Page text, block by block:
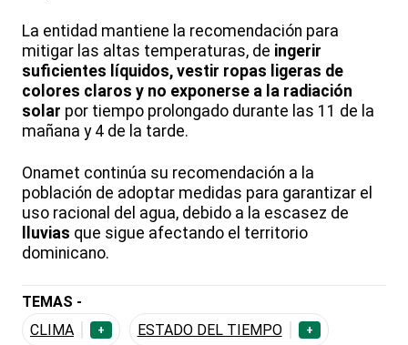
La entidad mantiene la recomendación para
mitigar las altas temperaturas, de ingerir
suficientes líquidos, vestir ropas ligeras de
colores claros y no exponerse a la radiación
solar por tiempo prolongado durante las 11 de la
mañana y 4 de la tarde.
Onamet continúa su recomendación a la
población de adoptar medidas para garantizar el
uso racional del agua, debido a la escasez de
lluvias que sigue afectando el territorio
dominicano.
TEMAS -
CLIMA
+ ESTADO DEL TIEMPO +